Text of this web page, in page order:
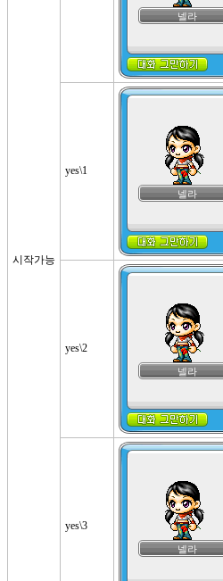
시작가능
넬라
yes\1
넬라
yes\2
넬라
yes\3
넬라